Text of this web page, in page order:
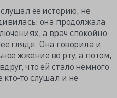
ее историю, не
она продолжала
а врач спокойно
глядя. Она говорила и
жжение во рту, а потом,
что ей стало немного
кто-то слушал и не